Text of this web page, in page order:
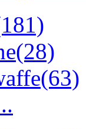
(28)
(63)